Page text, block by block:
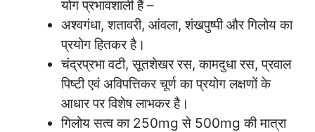
योग प्रभावशाली हैं –
अश्वगंधा, शतावरी, आंवला, शंखपुष्पी और गिलोय का
प्रयोग हितकर है।
चंद्रप्रभा वटी, सूतशेखर रस, कामदुधा रस, प्रवाल
पिष्टी एवं अविपत्तिकर चूर्ण का प्रयोग लक्षणों के
आधार पर विशेष लाभकर है।
गिलोय सत्व का 250mg से 500mg की मात्रा